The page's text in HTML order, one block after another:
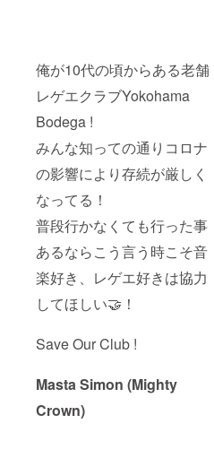
俺が10代の頃からある老舗
レゲエクラブYokohama
Bodega !
みんな知っての通りコロナ
の影響により存続が厳しく
なってる！
普段行かなくても行った事
あるならこう言う時こそ音
楽好き、レゲエ好きは協力
してほしい🤝！
Save Our Club !
Masta Simon (Mighty
Crown)